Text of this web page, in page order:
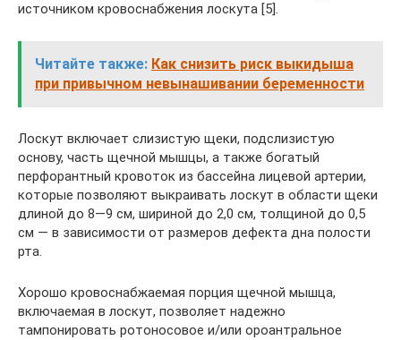
источником кровоснабжения лоскута [5].
Читайте также: Как снизить риск выкидыша
при привычном невынашивании беременности
Лоскут включает слизистую щеки, подслизистую
основу, часть щечной мышцы, а также богатый
перфорантный кровоток из бассейна лицевой артерии,
которые позволяют выкраивать лоскут в области щеки
длиной до 8—9 см, шириной до 2,0 см, толщиной до 0,5
см — в зависимости от размеров дефекта дна полости
рта.
Хорошо кровоснабжаемая порция щечной мышца,
включаемая в лоскут, позволяет надежно
тампонировать ротоносовое и/или ороантральное